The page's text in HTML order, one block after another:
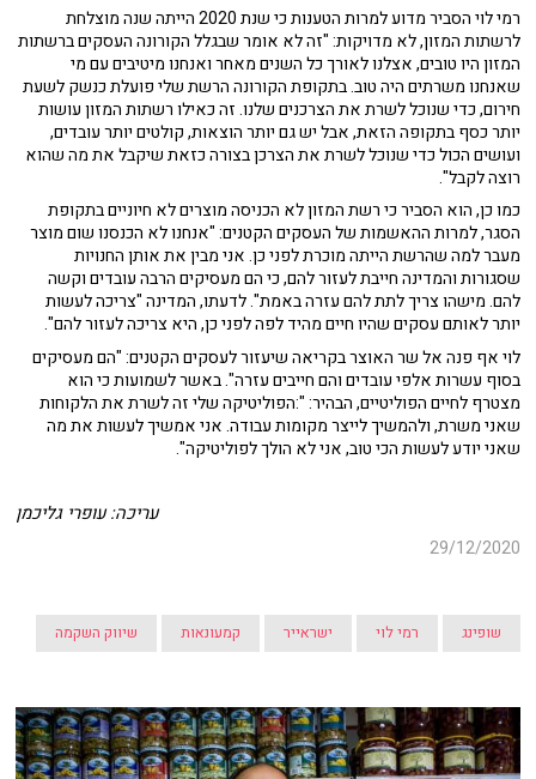
רמי לוי הסביר מדוע למרות הטענות כי שנת 2020 הייתה שנה מוצלחת
לרשתות המזון, לא מדויקות: "זה לא אומר שבגלל הקורונה העסקים ברשתות
המזון היו טובים, אצלנו לאורך כל השנים מאחר ואנחנו מיטיבים עם מי
שאנחנו משרתים היה טוב. בתקופת הקורונה הרשת שלי פועלת כנשק לשעת
חירום, כדי שנוכל לשרת את הצרכנים שלנו. זה כאילו רשתות המזון עושות
יותר כסף בתקופה הזאת, אבל יש גם יותר הוצאות, קולטים יותר עובדים,
ועושים הכול כדי שנוכל לשרת את הצרכן בצורה כזאת שיקבל את מה שהוא
רוצה לקבל".
כמו כן, הוא הסביר כי רשת המזון לא הכניסה מוצרים לא חיוניים בתקופת
הסגר, למרות ההאשמות של העסקים הקטנים: "אנחנו לא הכנסנו שום מוצר
מעבר למה שהרשת הייתה מוכרת לפני כן. אני מבין את אותן החנויות
שסגורות והמדינה חייבת לעזור להם, כי הם מעסיקים הרבה עובדים וקשה
להם. מישהו צריך לתת להם עזרה באמת". לדעתו, המדינה "צריכה לעשות
יותר לאותם עסקים שהיו חיים מהיד לפה לפני כן, היא צריכה לעזור להם".
לוי אף פנה אל שר האוצר בקריאה שיעזור לעסקים הקטנים: "הם מעסיקים
בסוף עשרות אלפי עובדים והם חייבים עזרה". באשר לשמועות כי הוא
מצטרף לחיים הפוליטיים, הבהיר: ":הפוליטיקה שלי זה לשרת את הלקוחות
שאני משרת, ולהמשיך לייצר מקומות עבודה. אני אמשיך לעשות את מה
שאני יודע לעשות הכי טוב, אני לא הולך לפוליטיקה".
עריכה: עופרי גליכמן
29/12/2020
שופינג רמי לוי ישראייר קמעונאות שיווק השקמה